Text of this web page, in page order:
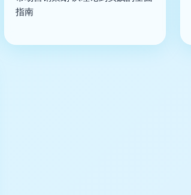
指南